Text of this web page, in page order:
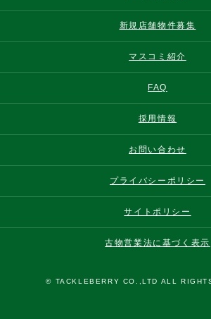
新規店舗物件募集
マスコミ紹介
FAQ
採用情報
お問い合わせ
プライバシーポリシー
サイトポリシー
古物営業法に基づく表示
© TACKLEBERRY CO.,LTD ALL